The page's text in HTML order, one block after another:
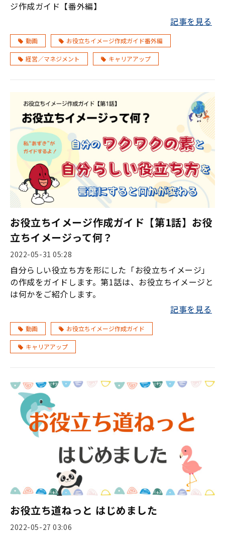
ジ作成ガイド【番外編】
記事を見る
動画 お役立ちイメージ作成ガイド番外編
経営／マネジメント キャリアアップ
お役立ちイメージ作成ガイド【第1話】お役
立ちイメージって何？
2022-05-31 05:28
自分らしい役立ち方を形にした「お役立ちイメージ」
の作成をガイドします。第1話は、お役立ちイメージと
は何かをご紹介します。
記事を見る
動画 お役立ちイメージ作成ガイド
キャリアアップ
お役立ち道ねっと はじめました
2022-05-27 03:06